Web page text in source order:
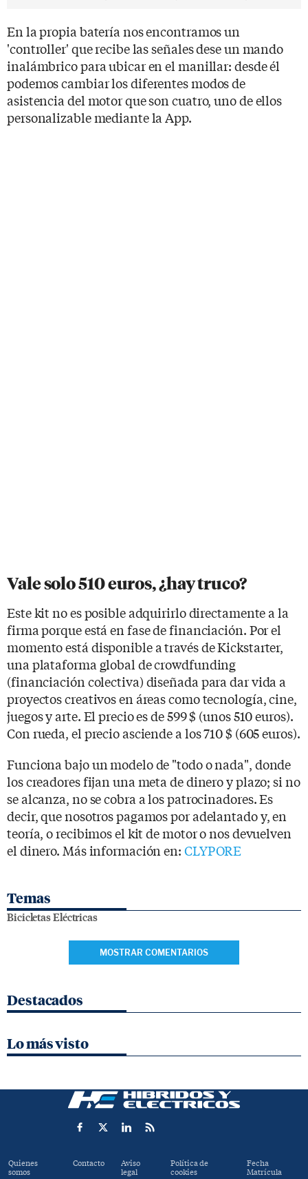
En la propia batería nos encontramos un
'controller' que recibe las señales dese un mando
inalámbrico para ubicar en el manillar: desde él
podemos cambiar los diferentes modos de
asistencia del motor que son cuatro, uno de ellos
personalizable mediante la App.
Vale solo 510 euros, ¿hay truco?
Este kit no es posible adquirirlo directamente a la
firma porque está en fase de financiación. Por el
momento está disponible a través de Kickstarter,
una plataforma global de crowdfunding
(financiación colectiva)diseñada para dar vida a
proyectos creativos en áreas como tecnología, cine,
juegos y arte. El precio es de 599 $ (unos 510 euros).
Con rueda, el precio asciende a los 710 $ (605 euros).
Funciona bajo un modelo de "todo o nada", donde
los creadores fijan una meta de dinero y plazo; si no
se alcanza, no se cobra a los patrocinadores. Es
decir, que nosotros pagamos por adelantado y, en
teoría, o recibimos el kit de motor o nos devuelven
el dinero. Más información en:CLYPORE
Temas
Bicicletas Eléctricas
MOSTRAR COMENTARIOS
Destacados
Lo más visto
Quienes
somos
Contacto Aviso
legal
Política de
cookies
Fecha
Matrícula